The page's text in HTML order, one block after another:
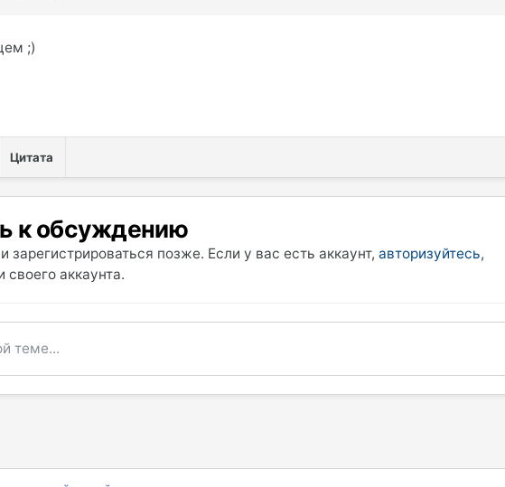
;)
Цитата
к обсуждению
позже. Если у вас есть аккаунт,авторизуйтесь,
своего аккаунта.
теме...